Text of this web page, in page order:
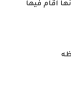
أقام فيها